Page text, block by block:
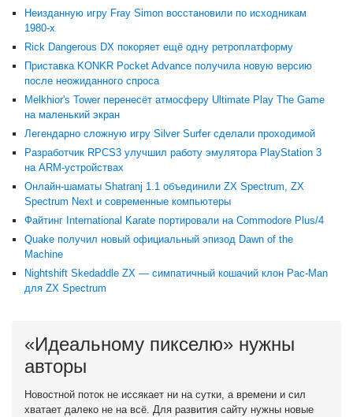
Неизданную игру Fray Simon восстановили по исходникам
1980-х
Rick Dangerous DX покоряет ещё одну ретроплатформу
Приставка KONKR Pocket Advance получила новую версию
после неожиданного спроса
Melkhior's Tower перенесёт атмосферу Ultimate Play The Game
на маленький экран
Легендарно сложную игру Silver Surfer сделали проходимой
Разработчик RPCS3 улучшил работу эмулятора PlayStation 3
на ARM-устройствах
Онлайн-шаматы Shatranj 1.1 объединили ZX Spectrum, ZX
Spectrum Next и современные компьютеры
Файтинг International Karate портировали на Commodore Plus/4
Quake получил новый официальный эпизод Dawn of the
Machine
Nightshift Skedaddle ZX — симпатичный кошачий клон Pac-Man
для ZX Spectrum
«Идеальному пикселю» нужны
авторы
Новостной поток не иссякает ни на сутки, а времени и сил
хватает далеко не на всё. Для развития сайту нужны новые